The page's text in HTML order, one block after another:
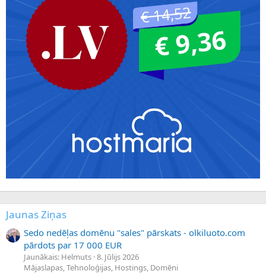
Jaunas Ziņas
Sedo nedēļas domēnu "sales" pārskats - olkiluoto.com
pārdots par 17 000 EUR
Jaunākais: Helmuts 8. Jūlijs 2026
Mājaslapas, Tehnoloģijas, Hostings, Domēni